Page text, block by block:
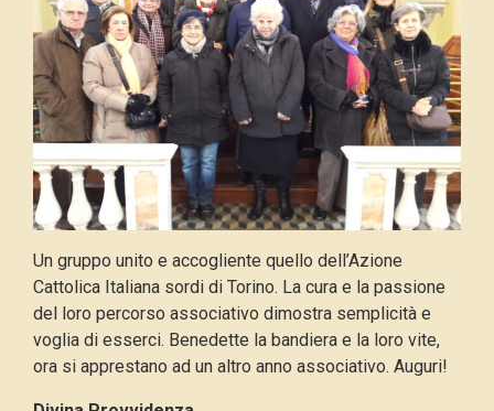
Un gruppo unito e accogliente quello dell’Azione
Cattolica Italiana sordi di Torino. La cura e la passione
del loro percorso associativo dimostra semplicità e
voglia di esserci. Benedette la bandiera e la loro vite,
ora si apprestano ad un altro anno associativo. Auguri!